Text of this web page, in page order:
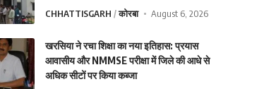
CHHATTISGARH कोरबा August 6, 2026
खरसिया ने रचा शिक्षा का नया इतिहास: प्रयास
आवासीय और NMMSE परीक्षा में जिले की आधे से
अधिक सीटों पर किया कब्जा